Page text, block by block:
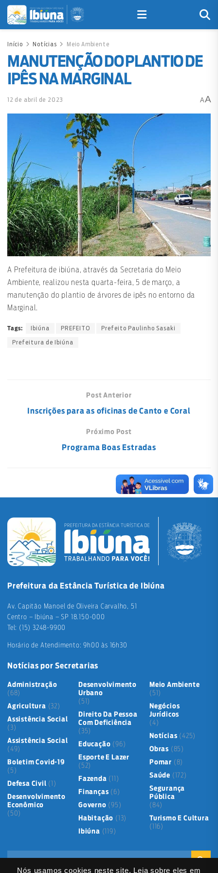
Nós usamos cookies neste site. Leia sobre eles em
Início Notícias Meio Ambiente
MANUTENÇÃO DO PLANTIO DE
IPÊS NA MARGINAL
12 de abril de 2023 AA
A Prefeitura de ibiúna, através da Secretaria do Meio
Ambiente, realizou nesta quarta-feira, 5 de março, a
manutenção do plantio de árvores de ipês no entorno da
Marginal.
Tags: Ibiúna PREFEITO Prefeito Paulinho Sasaki
Prefeitura de Ibiúna
Post Anterior
Inscrições para as oficinas de Canto e Coral
Próximo Post
Programa Boas Estradas
Prefeitura da Estância Turística de Ibiúna
Av. Capitão Manoel de Oliveira Carvalho, 51
Centro – Ibiúna – SP 18.150-000
Tel: (15) 3248-9900
Horário de Atendimento: 9h00 às 16h30
Notícias por Secretarias
Administração
(68)
Agricultura (32)
Assistência Social
(3)
Assistência Social
(49)
Boletim Covid-19
(5)
Defesa Civil (1)
Desenvolvimento
Econômico
(50)
Desenvolvimento
Urbano
(51)
Direito Da Pessoa
Com Deficiência
(35)
Educação (96)
Esporte E Lazer
(52)
Fazenda (11)
Finanças (6)
Governo (95)
Habitação (13)
Ibiúna (119)
Meio Ambiente
(51)
Negócios
Jurídicos
(4)
Notícias (425)
Obras (85)
Pomar (8)
Saúde (172)
Segurança
Pública
(84)
Turismo E Cultura
(116)